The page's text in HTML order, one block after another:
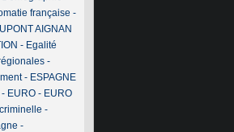
française -
AIGNAN
- Egalité
-
- ESPAGNE
EURO- EURO
-
-